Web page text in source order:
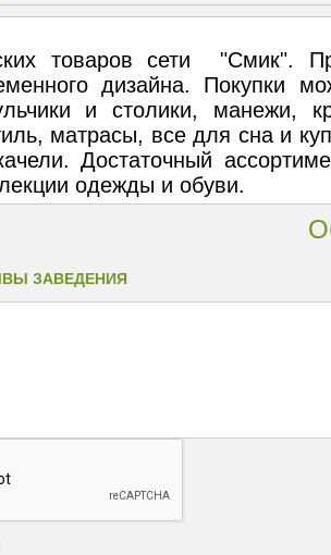
товаров сети "Смик".
дизайна. Покупки
и столики, манежи,
матрасы, все для сна и
Достаточный
одежды и обуви.
ЗАВЕДЕНИЯ